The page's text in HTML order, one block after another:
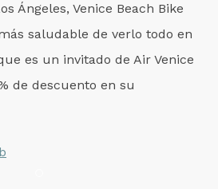
Ángeles, Venice Beach Bike
saludable de verlo todo en
es un invitado de Air Venice
de descuento en su